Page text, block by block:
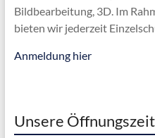
Bildbearbeitung, 3D. Im
bieten wir jederzeit
Anmeldung hier
Unsere